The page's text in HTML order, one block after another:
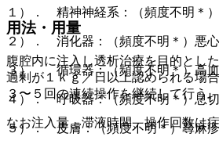
１）． 精神神経系：（頻度不明＊）
２）． 消化器：（頻度不明＊）悪
３）． 循環器：（頻度不明＊）高
４）． 呼吸器：（頻度不明＊）息切
５）． 皮膚：（頻度不明＊）蕁麻
用法・用量
腹腔内に注入し透析治療を目的とし
過剰が１ｋｇ／日以上認められる
３〜５回の連続操作を継続して行う。
なお注入量、滞液時間、操作回数は